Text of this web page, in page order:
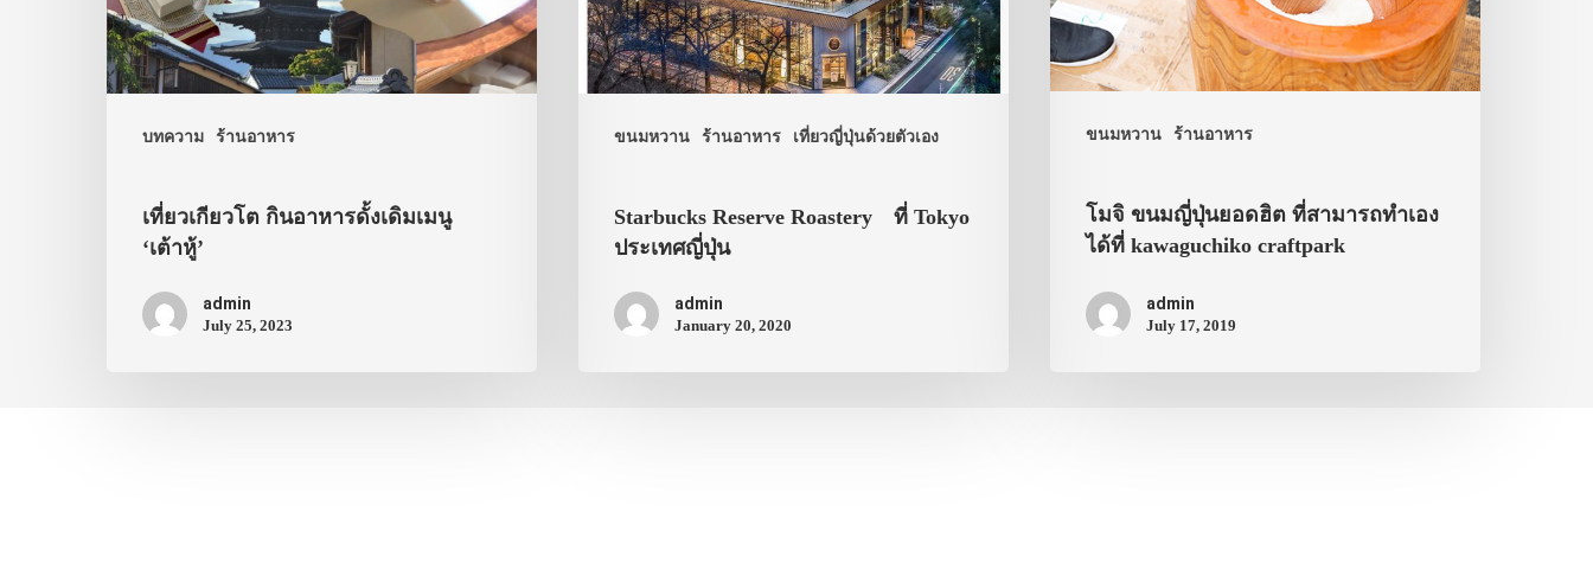
บทความ ร้านอาหาร
เที่ยวเกียวโต กินอาหารดั้งเดิมเมนู
‘เต้าหู้’
admin
July 25, 2023
ขนมหวาน ร้านอาหาร เที่ยวญี่ปุ่นด้วยตัวเอง
Starbucks Reserve Roastery ที่ Tokyo
ประเทศญี่ปุ่น
admin
January 20, 2020
ขนมหวาน ร้านอาหาร
โมจิ ขนมญี่ปุ่นยอดฮิต ที่สามารถทำเอง
ได้ที่ kawaguchiko craftpark
admin
July 17, 2019